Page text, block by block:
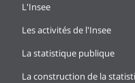
L'Insee
Les activités de l'Insee
La statistique publique
La construction de la